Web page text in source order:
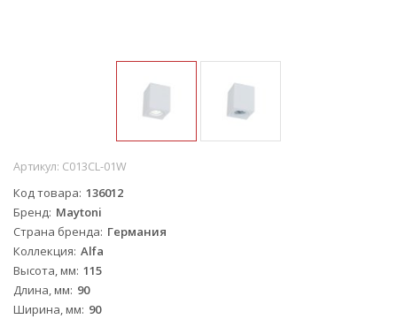
Артикул: C013CL-01W
Код товара 136012
Бренд Maytoni
Страна бренда Германия
Коллекция Alfa
Высота, мм 115
Длина, мм 90
Ширина, мм 90